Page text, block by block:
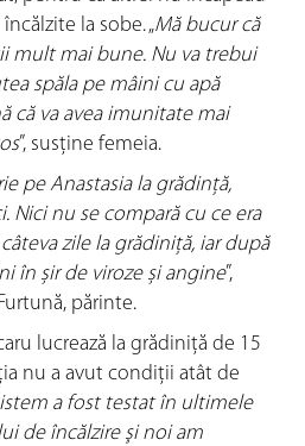
la sobe. „Mă bucur că
mult mai bune. Nu va trebui
spăla pe mâini cu apă
că va avea imunitate mai
”, susţine femeia.
pe Anastasia la grădință,
Nici nu se compară cu ce era
zile la grădiniță, iar după
în șir de viroze și angine”,
părinte.
lucrează la grădiniță de 15
nu a avut condiții atât de
a fost testat în ultimele
de încălzire şi noi am